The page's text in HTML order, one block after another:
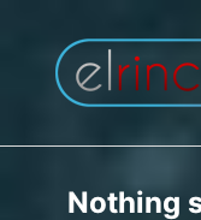
contenido
Nothing